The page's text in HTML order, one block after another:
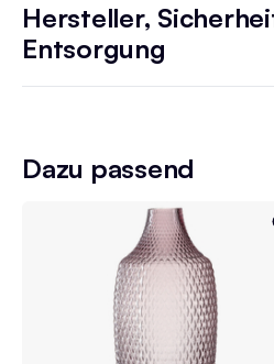
Hersteller,
Entsorgung
Dazu passend